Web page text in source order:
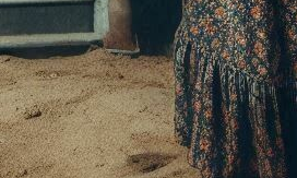
von Adrian Paco Ammon